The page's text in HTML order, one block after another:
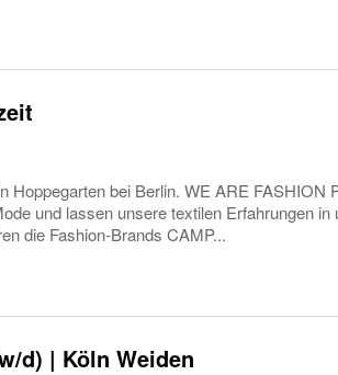
bei Berlin. WE ARE FASHION
und lassen unsere textilen Erfahrungen in
die Fashion-Brands CAMP...
d) | Köln Weiden